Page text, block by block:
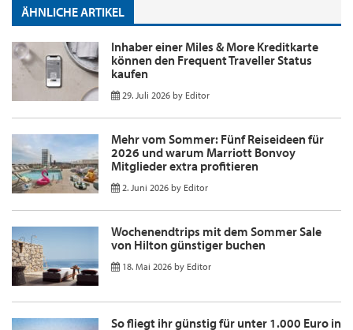
ÄHNLICHE ARTIKEL
Inhaber einer Miles & More Kreditkarte
können den Frequent Traveller Status
kaufen
29. Juli 2026 by Editor
Mehr vom Sommer: Fünf Reiseideen für
2026 und warum Marriott Bonvoy
Mitglieder extra profitieren
2. Juni 2026 by Editor
Wochenendtrips mit dem Sommer Sale
von Hilton günstiger buchen
18. Mai 2026 by Editor
So fliegt ihr günstig für unter 1.000 Euro in